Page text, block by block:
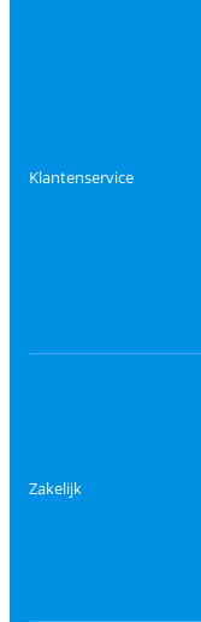
Klantenservice
Zakelijk